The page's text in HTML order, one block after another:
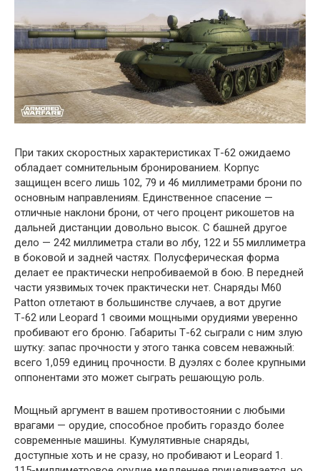
При таких скоростных характеристиках Т-62 ожидаемо
обладает сомнительным бронированием. Корпус
защищен всего лишь 102, 79 и 46 миллиметрами брони по
основным направлениям. Единственное спасение —
отличные наклони брони, от чего процент рикошетов на
дальней дистанции довольно высок. С башней другое
дело — 242 миллиметра стали во лбу, 122 и 55 миллиметра
в боковой и задней частях. Полусферическая форма
делает ее практически непробиваемой в бою. В передней
части уязвимых точек практически нет. Снаряды М60
Patton отлетают в большинстве случаев, а вот другие
Т-62 или Leopard 1 своими мощными орудиями уверенно
пробивают его броню. Габариты Т-62 сыграли с ним злую
шутку: запас прочности у этого танка совсем неважный:
всего 1,059 единиц прочности. В дуэлях с более крупными
оппонентами это может сыграть решающую роль.
Мощный аргумент в вашем противостоянии с любыми
врагами — орудие, способное пробить гораздо более
современные машины. Кумулятивные снаряды,
доступные хоть и не сразу, но пробивают и Leopard 1.